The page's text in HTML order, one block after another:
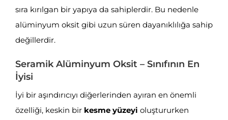
sıra kırılgan bir yapıya da sahiplerdir. Bu nedenle
alüminyum oksit gibi uzun süren dayanıklılığa sahip
değillerdir.
Seramik Alüminyum Oksit – Sınıfının En
İyisi
İyi bir aşındırıcıyı diğerlerinden ayıran en önemli
özelliği, keskin bir kesme yüzeyi oluştururken